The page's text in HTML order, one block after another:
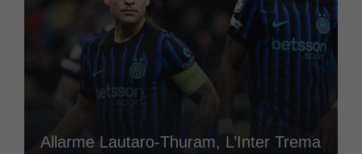
Allarme Lautaro-Thuram, L’Inter Trema